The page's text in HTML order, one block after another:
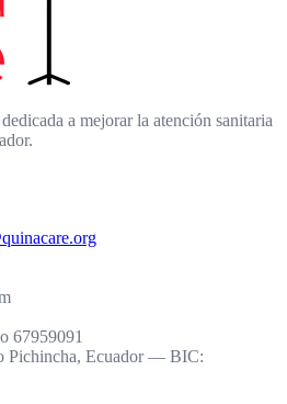
a mejorar la atención sanitaria
67959091
Pichincha, Ecuador — BIC: